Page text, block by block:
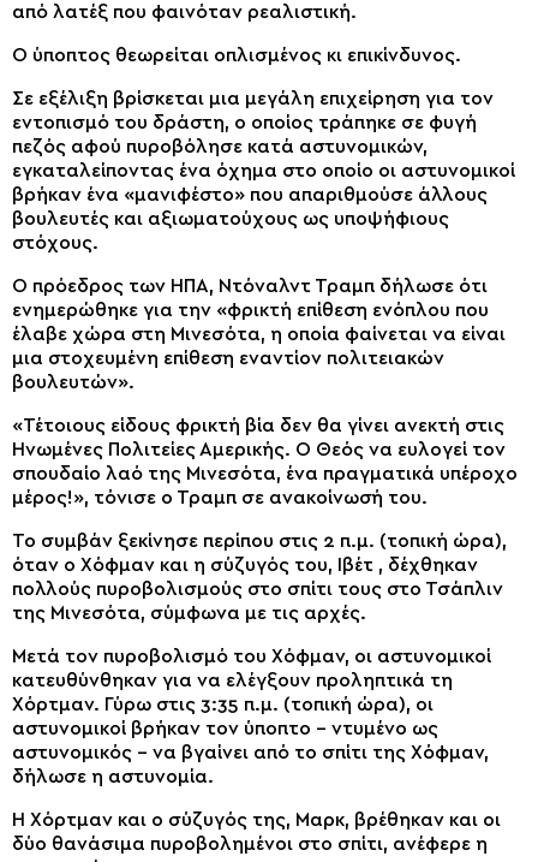
από λατέξ που φαινόταν ρεαλιστική.
Ο ύποπτος θεωρείται οπλισμένος κι επικίνδυνος.
Σε εξέλιξη βρίσκεται μια μεγάλη επιχείρηση για τον
εντοπισμό του δράστη, ο οποίος τράπηκε σε φυγή
πεζός αφού πυροβόλησε κατά αστυνομικών,
εγκαταλείποντας ένα όχημα στο οποίο οι αστυνομικοί
βρήκαν ένα «μανιφέστο» που απαριθμούσε άλλους
βουλευτές και αξιωματούχους ως υποψήφιους
στόχους.
Ο πρόεδρος των ΗΠΑ, Ντόναλντ Τραμπ δήλωσε ότι
ενημερώθηκε για την «φρικτή επίθεση ενόπλου που
έλαβε χώρα στη Μινεσότα, η οποία φαίνεται να είναι
μια στοχευμένη επίθεση εναντίον πολιτειακών
βουλευτών».
«Τέτοιους είδους φρικτή βία δεν θα γίνει ανεκτή στις
Ηνωμένες Πολιτείες Αμερικής. Ο Θεός να ευλογεί τον
σπουδαίο λαό της Μινεσότα, ένα πραγματικά υπέροχο
μέρος!», τόνισε ο Τραμπ σε ανακοίνωσή του.
Το συμβάν ξεκίνησε περίπου στις 2 π.μ. (τοπική ώρα),
όταν ο Χόφμαν και η σύζυγός του, Ιβέτ , δέχθηκαν
πολλούς πυροβολισμούς στο σπίτι τους στο Τσάπλιν
της Μινεσότα, σύμφωνα με τις αρχές.
Μετά τον πυροβολισμό του Χόφμαν, οι αστυνομικοί
κατευθύνθηκαν για να ελέγξουν προληπτικά τη
Χόρτμαν. Γύρω στις 3:35 π.μ. (τοπική ώρα), οι
αστυνομικοί βρήκαν τον ύποπτο – ντυμένο ως
αστυνομικός – να βγαίνει από το σπίτι της Χόφμαν,
δήλωσε η αστυνομία.
Η Χόρτμαν και ο σύζυγός της, Μαρκ, βρέθηκαν και οι
δύο θανάσιμα πυροβολημένοι στο σπίτι, ανέφερε η